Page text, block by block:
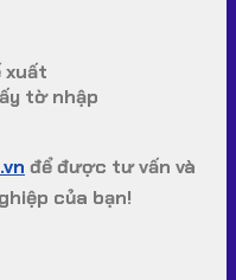
xuất
tờ nhập
để được tư vấn và
của bạn!